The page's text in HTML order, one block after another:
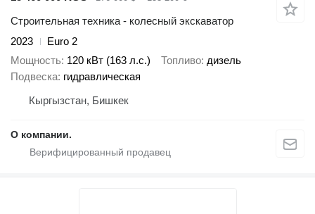
Строительная техника - колесный экскаватор
2023
Euro 2
Мощность 120 кВт (163 л.с.) Топливо дизель
Подвеска гидравлическая
Кыргызстан, Бишкек
О компании.